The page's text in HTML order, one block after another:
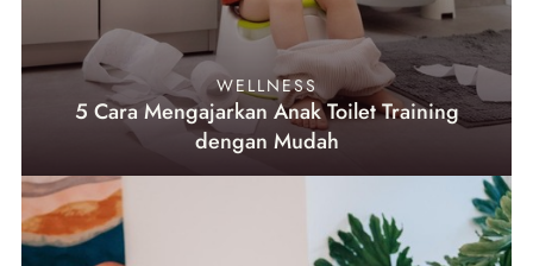
WELLNESS
5 Cara Mengajarkan Anak Toilet Training
dengan Mudah